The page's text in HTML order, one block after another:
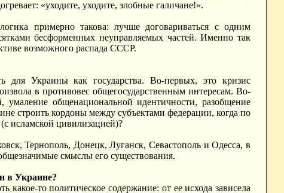
«уходите, уходите, злобные галичане!».
примерно такова: лучше договариваться с одним
бесформенных неуправляемых частей. Именно так
возможного распада СССР.
для Украины как государства. Во-первых, это кризис
в противовес общегосударственным интересам. Во-
общенациональной идентичности, разобщение
строить кордоны между субъектами федерации, когда по
исламской цивилизацией)?
Тернополь, Донецк, Луганск, Севастополь и Одесса, в
смыслы его существования.
в Украине?
то политическое содержание: от ее исхода зависела